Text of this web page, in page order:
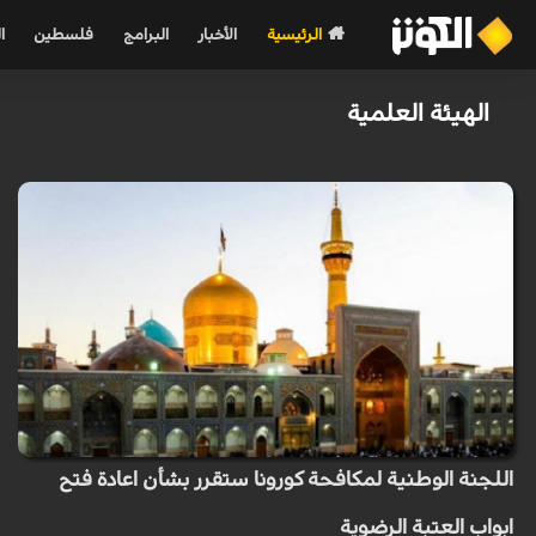
الرئيسية الأخبار البرامج فلسطين
الهيئة العلمية
اللجنة الوطنية لمكافحة كورونا ستقرر بشأن اعادة فتح
ابواب العتبة الرضوية